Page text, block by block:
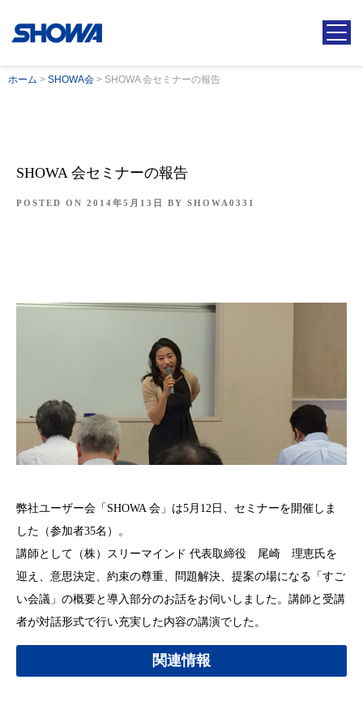
ホーム > SHOWA会 > SHOWA 会セミナーの報告
SHOWA 会セミナーの報告
POSTED ON 2014年5月13日 BY SHOWA0331
弊社ユーザー会「SHOWA 会」は5月12日、セミナーを開催しま
した（参加者35名）。
講師として（株）スリーマインド 代表取締役 尾崎 理恵氏を
迎え、意思決定、約束の尊重、問題解決、提案の場になる「すご
い会議」の概要と導入部分のお話をお伺いしました。講師と受講
者が対話形式で行い充実した内容の講演でした。
関連情報